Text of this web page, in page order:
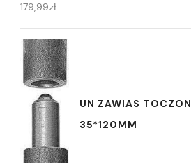
179,99zł
UN ZAWIAS
35*120MM